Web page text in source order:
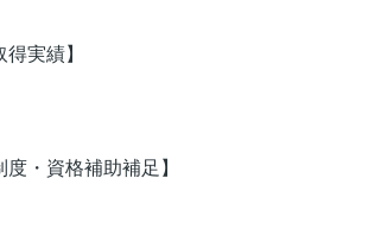
得実績】
度・資格補助補足】